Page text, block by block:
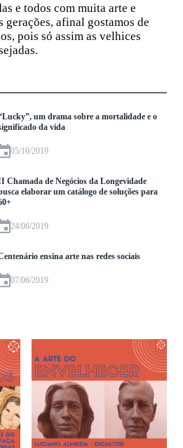
e todos com muita arte e
gerações, afinal gostamos de
pois só assim as velhices
um drama sobre a mortalidade e o
da vida
05/10/2019
Chamada de Negócios da Longevidade
elaborar um catálogo de soluções para
24/06/2019
ensina arte nas redes sociais
07/06/2019